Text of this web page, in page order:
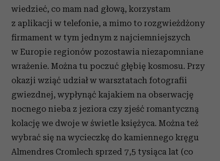
wiedzieć, co mam nad głową, korzystam
z aplikacji w telefonie, a mimo to rozgwieżdżony
firmament w tym jednym z najciemniejszych
w Europie regionów pozostawia niezapomniane
wrażenie. Można tu poczuć głębię kosmosu. Przy
okazji wziąć udział w warsztatach fotografii
gwiezdnej, wypłynąć kajakiem na obserwację
nocnego nieba z jeziora czy zjeść romantyczną
kolację we dwoje w świetle księżyca. Można też
wybrać się na wycieczkę do kamiennego kręgu
Almendres Cromlech sprzed 7,5 tysiąca lat (co